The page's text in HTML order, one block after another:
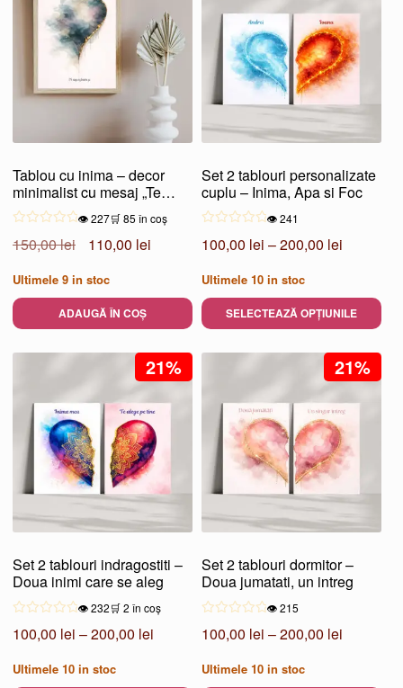
mai
multe
variații.
Opțiunile
pot
fi
în
pagina
produsului.
Tablou cu inima – decor
minimalist cu mesaj „Te
aleg”
👁️ 227🛒 85 în coș
150,00lei
Prețul
a
fost:
150,00 lei.
110,00 leiPrețul
110,00 lei.
Ultimele 9 in stoc
ADAUGĂ ÎN COȘ
Set 2 tablouri personalizate
cuplu – Inima, Apa si Foc
👁️ 241
100,00 lei –200,00 lei
100,00
până
la
200,00
Ultimele 10 in stoc
SELECTEAZĂ OPȚIUNILE
mai
multe
variații.
Opțiunile
pot
fi
în
pagina
produsului.
21%
Set 2 tablouri indragostiti –
Doua inimi care se aleg
👁️ 232🛒 2 în coș
100,00 lei –200,00 lei
Ultimele 10 in stoc
21%
Set 2 tablouri dormitor –
Doua jumatati, un intreg
👁️ 215
100,00 lei –200,00 lei
Ultimele 10 in stoc